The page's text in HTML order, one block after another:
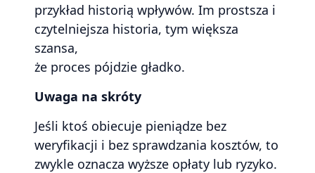
przykład historią wpływów. Im prostsza i
czytelniejsza historia, tym większa
szansa,
że proces pójdzie gładko.
Uwaga na skróty
Jeśli ktoś obiecuje pieniądze bez
weryfikacji i bez sprawdzania kosztów, to
zwykle oznacza wyższe opłaty lub ryzyko.